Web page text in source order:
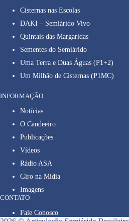
Cisternas nas Escolas
DAKI – Semiárido Vivo
Quintais das Margaridas
Sementes do Semiárido
Uma Terra e Duas Águas (P1+2)
Um Milhão de Cisternas (P1MC)
INFORMAÇÃO
Notícias
O Candeeiro
Publicações
Vídeos
Rádio ASA
Giro na Mídia
Imagens
CONTATO
Fale Conosco